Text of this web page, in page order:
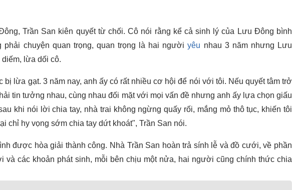
Trần San kiên quyết từ chối. Cô nói rằng kể cả sinh lý của Lưu Đông bình
phải chuyện quan trọng, quan trọng là hai ngườiyêu nhau 3 năm nhưng Lưu
lừa dối cô.
bị lừa gạt. 3 năm nay, anh ấy có rất nhiều cơ hội để nói với tôi. Nếu quyết tâm trở
tin tưởng nhau, cùng nhau đối mặt với mọi vấn đề nhưng anh ấy lựa chọn giấu
khi nói lời chia tay, nhà trai không ngừng quấy rối, mắng mỏ thô tục, khiến tôi
chỉ hy vọng sớm chia tay dứt khoát", Trần San nói.
được hòa giải thành công. Nhà Trần San hoàn trả sính lễ và đồ cưới, về phần
và các khoản phát sinh, mỗi bên chịu một nửa, hai người cũng chính thức chia